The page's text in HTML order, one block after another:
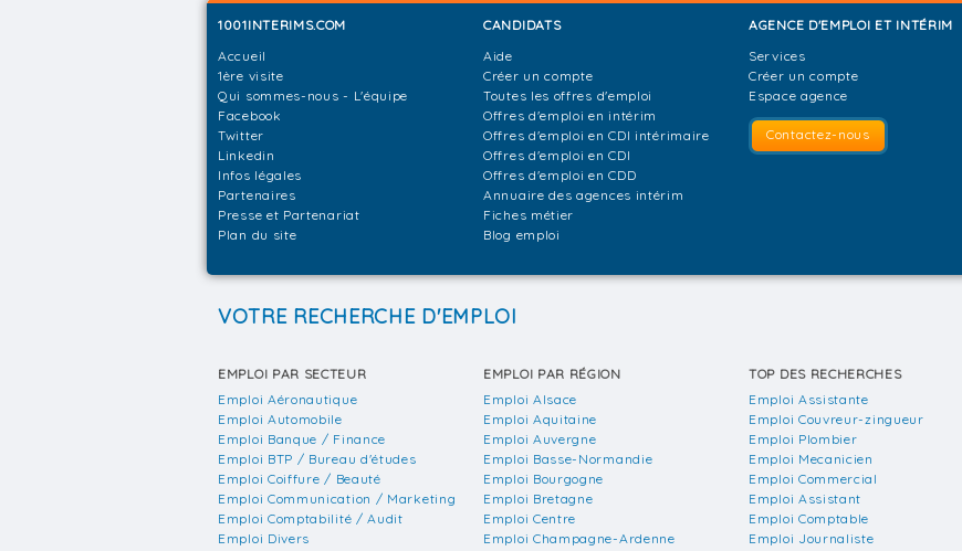
1001INTERIMS.COM
Accueil
1ère visite
Qui sommes-nous - L'équipe
Facebook
Twitter
Linkedin
Infos légales
Partenaires
Presse et Partenariat
Plan du site
CANDIDATS
Aide
Créer un compte
Toutes les offres d'emploi
Offres d'emploi en intérim
Offres d'emploi en CDI intérimaire
Offres d'emploi en CDI
Offres d'emploi en CDD
Annuaire des agences intérim
Fiches métier
Blog emploi
AGENCE D'EMPLOI ET INTÉRIM
Services
Créer un compte
Espace agence
Contactez-nous
VOTRE RECHERCHE D'EMPLOI
EMPLOI PAR SECTEUR
Emploi Aéronautique
Emploi Automobile
Emploi Banque / Finance
Emploi BTP / Bureau d'études
Emploi Coiffure / Beauté
Emploi Communication / Marketing
Emploi Comptabilité / Audit
Emploi Divers
EMPLOI PAR RÉGION
Emploi Alsace
Emploi Aquitaine
Emploi Auvergne
Emploi Basse-Normandie
Emploi Bourgogne
Emploi Bretagne
Emploi Centre
Emploi Champagne-Ardenne
TOP DES RECHERCHES
Emploi Assistante
Emploi Couvreur-zingueur
Emploi Plombier
Emploi Mecanicien
Emploi Commercial
Emploi Assistant
Emploi Comptable
Emploi Journaliste